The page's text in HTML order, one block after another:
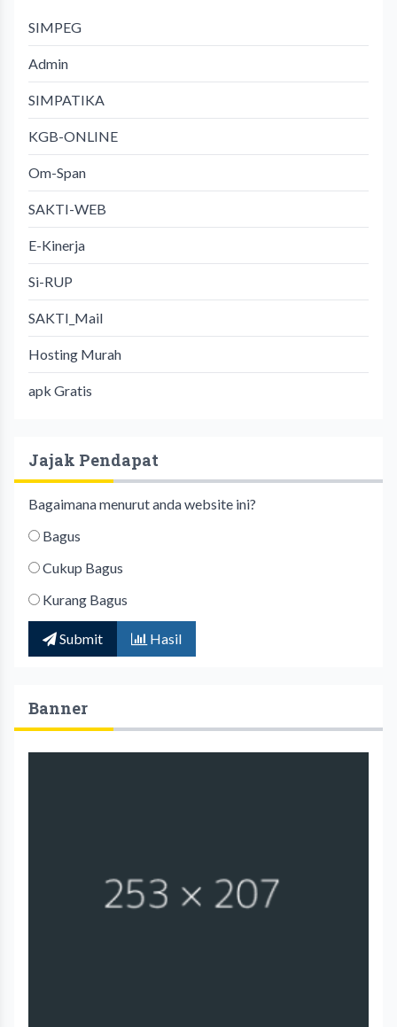
SIMPEG
Admin
SIMPATIKA
KGB-ONLINE
Om-Span
SAKTI-WEB
E-Kinerja
Si-RUP
SAKTI_Mail
Hosting Murah
apk Gratis
Jajak Pendapat
Bagaimana menurut anda website ini?
Bagus
Cukup Bagus
Kurang Bagus
Submit Hasil
Banner